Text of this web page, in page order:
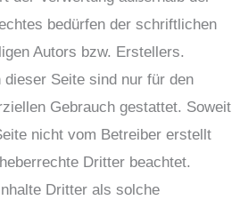
bedürfen der schriftlichen
Autors bzw. Erstellers.
dieser Seite sind nur für den
Gebrauch gestattet. Soweit
nicht vom Betreiber erstellt
Dritter beachtet.
Dritter als solche